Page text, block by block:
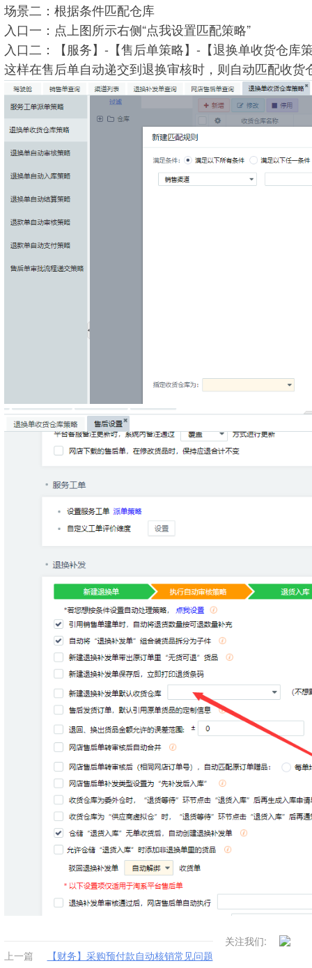
场景二：根据条件匹配仓库
入口一：点上图所示右侧“点我设置匹配策略”
入口二：【服务】-【售后单策略】-【退换单收货仓库
这样在售后单自动递交到退换审核时，则自动匹配收货
关注我们:
上一篇
【财务】采购预付款自动核销常见问题